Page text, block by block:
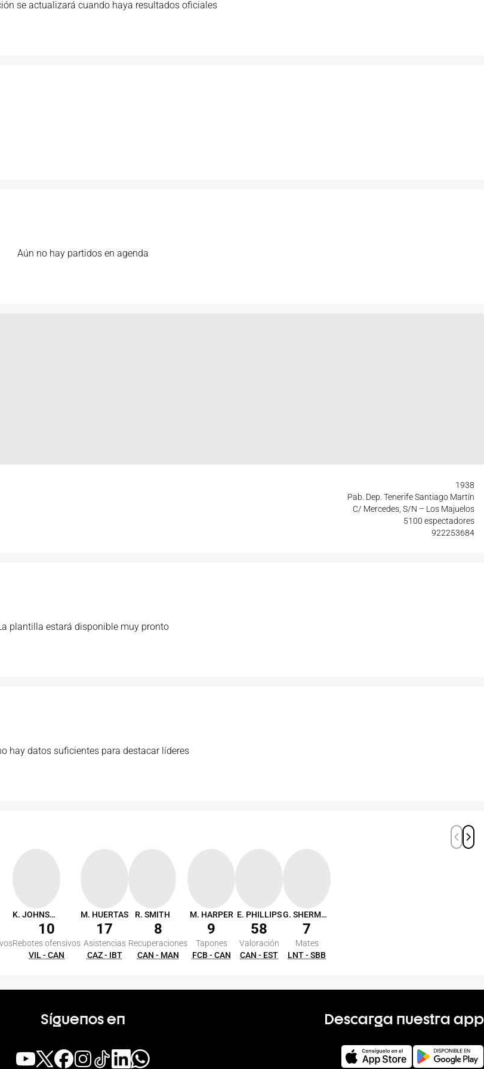
se actualizará cuando haya resultados oficiales
1938
Pab. Dep. Tenerife Santiago Martín
C/ Mercedes, S/N – Los Majuelos
5100 espectadores
922253684
Aún no hay partidos en agenda
plantilla estará disponible muy pronto
hay datos suficientes para destacar líderes
K. JOHNSON
10
Rebotes ofensivos
VIL - CAN
M. HUERTAS
17
Asistencias
CAZ - IBT
R. SMITH
8
Recuperaciones
CAN - MAN
M. HARPER
9
Tapones
FCB - CAN
E. PHILLIPS
58
Valoración
CAN - EST
G. SHERMADINI
7
Mates
LNT - SBB
Síguenos en Descarga nuestra app